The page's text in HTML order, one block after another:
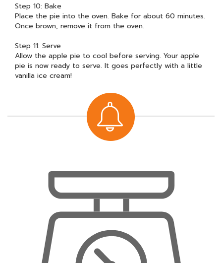
Step 10: Bake
Place the pie into the oven. Bake for about 60 minutes.
Once brown, remove it from the oven.
Step 11: Serve
Allow the apple pie to cool before serving. Your apple
pie is now ready to serve. It goes perfectly with a little
vanilla ice cream!